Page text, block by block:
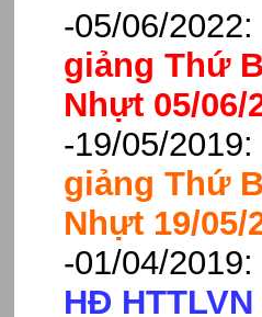
-05/06/2022:
giảng Thứ
Nhựt 05/06/
-19/05/2019:
giảng Thứ
Nhựt 19/05/
-01/04/2019:
HĐ